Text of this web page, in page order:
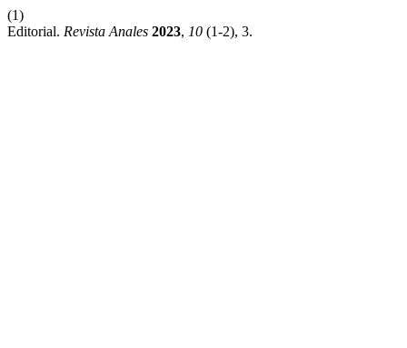
(1)
Editorial. Revista Anales 2023, 10 (1-2), 3.